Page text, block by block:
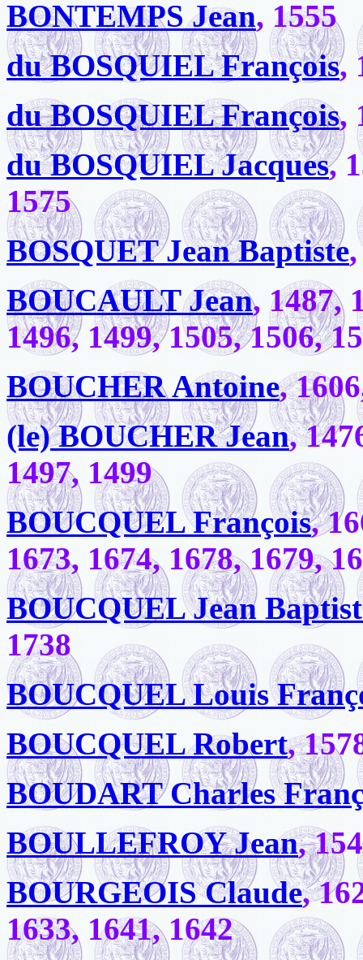
BONTEMPS Jean, 1555
du BOSQUIEL François,
du BOSQUIEL François,
du BOSQUIEL Jacques,
1575
BOSQUET Jean Baptiste
BOUCAULT Jean, 1487,
1496, 1499, 1505, 1506,
BOUCHER Antoine,
(le) BOUCHER Jean,
1497, 1499
BOUCQUEL François,
1673, 1674, 1678, 1679,
BOUCQUEL Jean
1738
BOUCQUEL Louis
BOUCQUEL Robert,
BOUDART Charles
BOULLEFROY Jean,
BOURGEOIS Claude,
1633, 1641, 1642